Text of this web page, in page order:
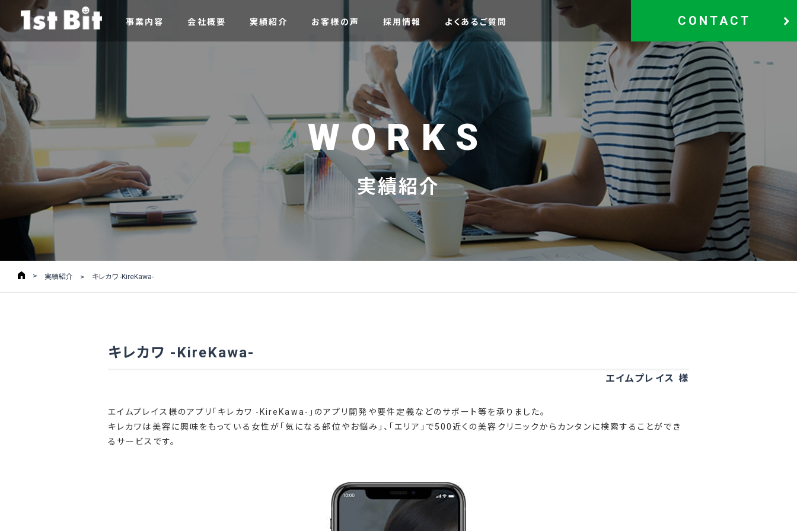
事業内容 会社概要 実績紹介 お客様の声 採用情報 よくあるご質問 CONTACT
WORKS
実績紹介
実績紹介 キレカワ -KireKawa-
キレカワ -KireKawa-
エイムプレイス 様
エイムプレイス様のアプリ「キレカワ -KireKawa-」のアプリ開発や要件定義などのサポート等を承りました。
キレカワは美容に興味をもっている女性が「気になる部位やお悩み」、「エリア」で500近くの美容クリニックからカンタンに検索することができ
るサービスです。